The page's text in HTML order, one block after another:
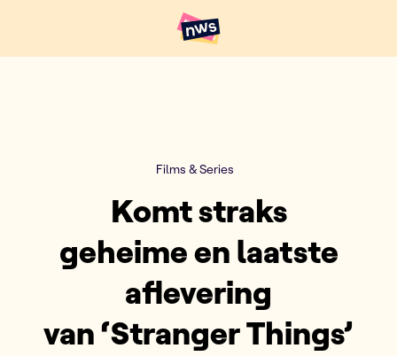
Hoofdpunten VRT NWS
Films & Series
Komt straks
geheime en laatste
aflevering
van ‘Stranger Things’